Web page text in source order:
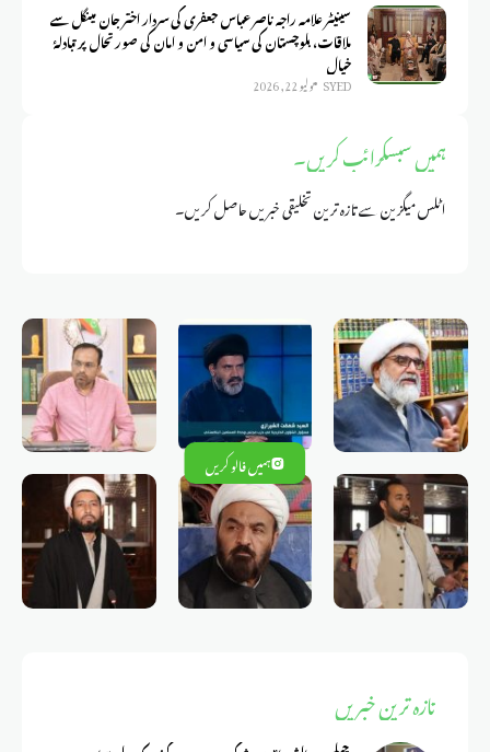
سینیٹر علامہ راجہ ناصر عباس جعفری کی سردار اختر جان مینگل سے
ملاقات، بلوچستان کی سیاسی و امن و امان کی صورتحال پر تبادلۂ
خیال
SYED يوليو 22, 2026
ہمیں سبسکرائب کریں۔
اٹلس میگزین سے تازہ ترین تخلیقی خبریں حاصل کریں۔
ہمیں فالو کریں
تازہ ترین خبریں